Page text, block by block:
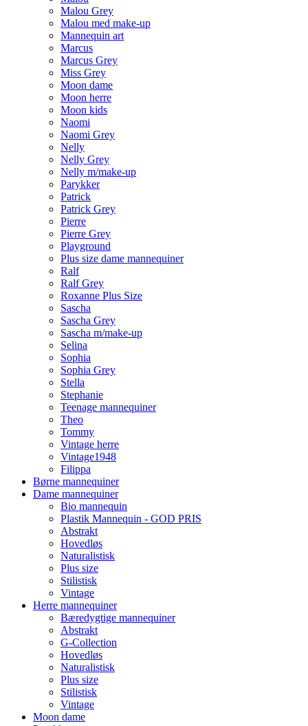
Malou Grey
Malou med make-up
Mannequin art
Marcus
Marcus Grey
Miss Grey
Moon dame
Moon herre
Moon kids
Naomi
Naomi Grey
Nelly
Nelly Grey
Nelly m/make-up
Parykker
Patrick
Patrick Grey
Pierre
Pierre Grey
Playground
Plus size dame mannequiner
Ralf
Ralf Grey
Roxanne Plus Size
Sascha
Sascha Grey
Sascha m/make-up
Selina
Sophia
Sophia Grey
Stella
Stephanie
Teenage mannequiner
Theo
Tommy
Vintage herre
Vintage1948
Filippa
Børne mannequiner
Dame mannequiner
Bio mannequin
Plastik Mannequin - GOD PRIS
Abstrakt
Hovedløs
Naturalistisk
Plus size
Stilistisk
Vintage
Herre mannequiner
Bæredygtige mannequiner
Abstrakt
G-Collection
Hovedløs
Naturalistisk
Plus size
Stilistisk
Vintage
Moon dame